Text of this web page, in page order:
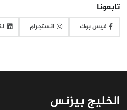
تابعونا
فيس بوك انستجرام
الخليج بيزنس